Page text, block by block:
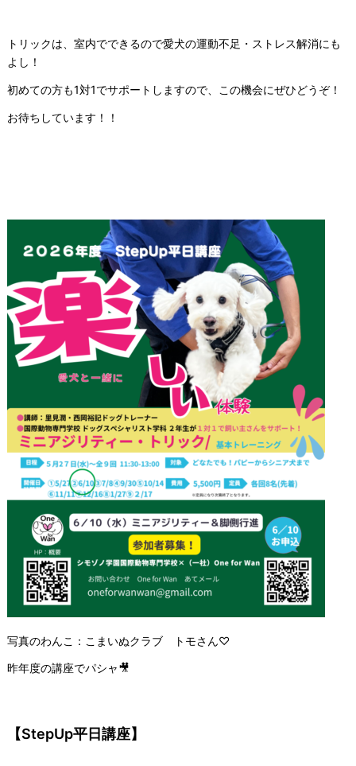
トリックは、室内でできるので愛犬の運動不足・ストレス解消にも
よし！
初めての方も1対1でサポートしますので、この機会にぜひどうぞ！
お待ちしています！！
写真のわんこ：こまいぬクラブ トモさん♡
昨年度の講座でパシャ🎥
【StepUp平日講座】